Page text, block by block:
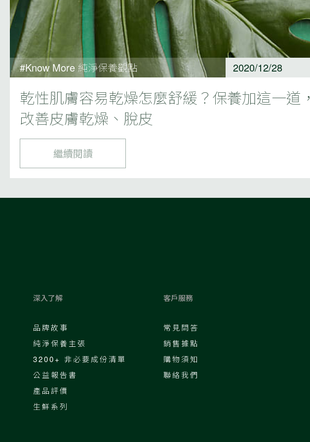
#Know More 純淨保養觀點 2020/12/28
乾性肌膚容易乾燥怎麼舒緩？保養加這一道，
改善皮膚乾燥、脫皮
繼續閱讀
深入了解
品牌故事
純淨保養主張
3200+ 非必要成份清單
公益報告書
產品評價
生鮮系列
客戶服務
常見問答
銷售據點
購物須知
聯絡我們